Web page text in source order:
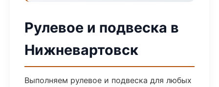
Рулевое и подвеска в
Нижневартовск
Выполняем рулевое и подвеска для любых